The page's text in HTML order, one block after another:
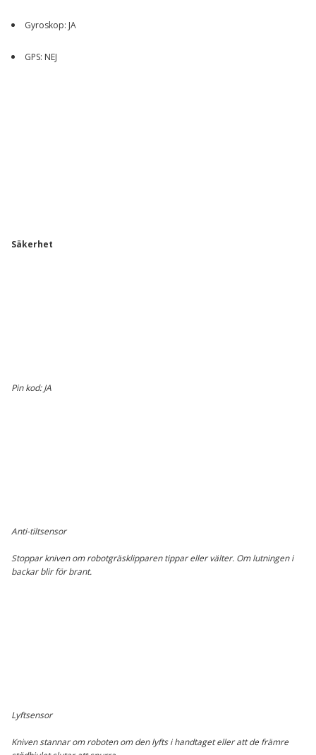
Gyroskop: JA
GPS: NEJ
Säkerhet
Pin kod: JA
Anti-tiltsensor
Stoppar kniven om robotgräsklipparen tippar eller välter. Om lutningen i
backar blir för brant.
Lyftsensor
Kniven stannar om roboten om den lyfts i handtaget eller att de främre